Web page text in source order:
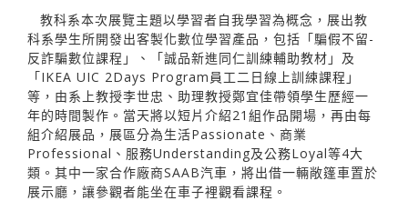
教科系本次展覽主題以學習者自我學習為概念，展出教
科系學生所開發出客製化數位學習產品，包括「騙假不留-
反詐騙數位課程」、「誠品新進同仁訓練輔助教材」及
「IKEA UIC 2Days Program員工二日線上訓練課程」
等，由系上教授李世忠、助理教授鄭宜佳帶領學生歷經一
年的時間製作。當天將以短片介紹21組作品開場，再由每
組介紹展品，展區分為生活Passionate、商業
Professional、服務Understanding及公務Loyal等4大
類。其中一家合作廠商SAAB汽車，將出借一輛敞篷車置於
展示廳，讓參觀者能坐在車子裡觀看課程。